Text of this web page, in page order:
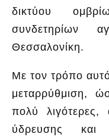
δικτύου
συνδετηρίων
Θεσσαλονίκη.
Με τον τρόπο
μεταρρύθμιση,
πολύ λιγότερες,
ύδρευσης